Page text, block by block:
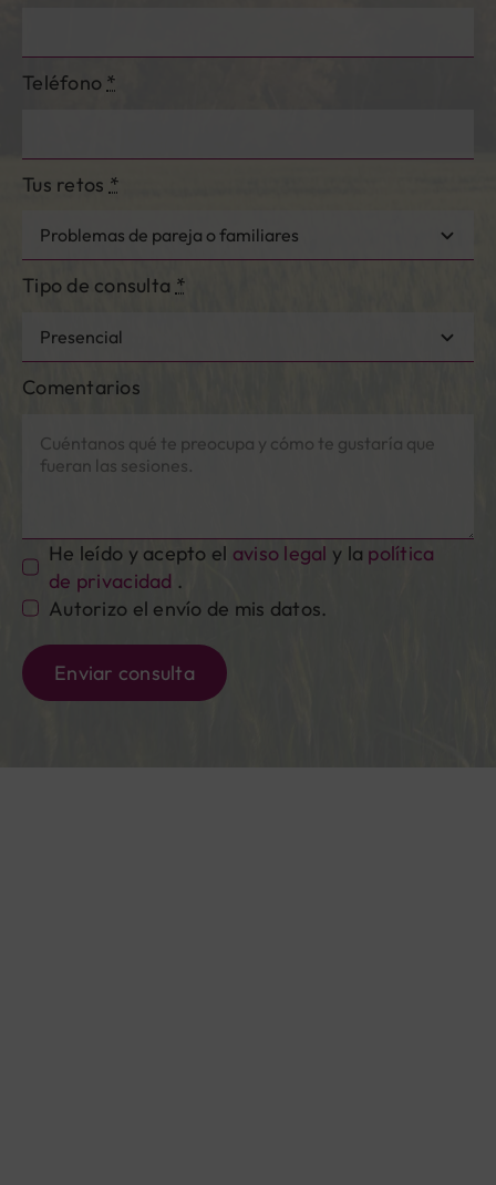
Teléfono *
Tus retos *
Tipo de consulta *
Comentarios
He leído y acepto el aviso legal y la política
de privacidad .
Autorizo el envío de mis datos.
Enviar consulta